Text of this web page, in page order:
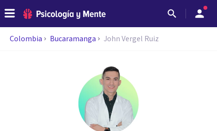
Colombia Bucaramanga John Vergel Ruiz